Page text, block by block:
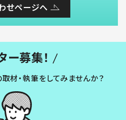
せページへ
ー募集！
材・執筆をしてみませんか？